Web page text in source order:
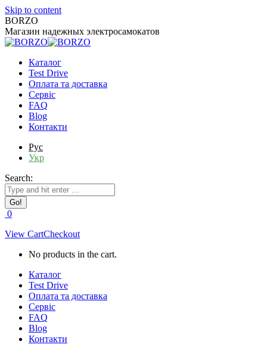
Skip to content
BORZO
Магазин надежных электросамокатов
Каталог
Test Drive
Оплата та доставка
Сервіс
FAQ
Blog
Контакти
Рус
Укр
Search:
0
View CartCheckout
No products in the cart.
Каталог
Test Drive
Оплата та доставка
Сервіс
FAQ
Blog
Контакти